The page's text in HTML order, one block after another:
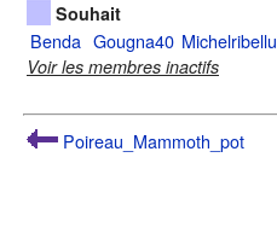
Souhait
Benda Gougna40 Michelribellu
Voir les membres inactifs
Poireau_Mammoth_pot